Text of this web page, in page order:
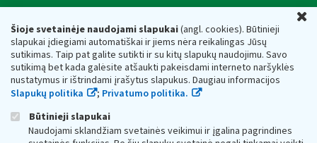
Šioje svetainėje naudojami slapukai(angl. cookies). Būtinieji
slapukai įdiegiami automatiškai ir jiems nėra reikalingas Jūsų
sutikimas. Taip pat galite sutikti ir su kitų slapukų naudojimu. Savo
sutikimą bet kada galėsite atšaukti pakeisdami interneto naršyklės
nustatymus ir ištrindami įrašytus slapukus. Daugiau informacijos
Slapukų politika
; Privatumo politika.
Būtinieji slapukai
Naudojami sklandžiam svetainės veikimui ir įgalina pagrindines
Valstybinė mokesčių inspekcija prie Lietuvos
Respublikos finansų ministerijos
Biudžetinė įstaiga. Juridinio asmens kodas — 188659752,
adresas: Vasario 16-osios g. 14, 01107 Vilnius, Lietuva, el.paštas:
vmi@vmi.lt , E. pristatymo dėžutės adresas 188659752
Duomenys apie Valstybinę mokesčių inspekciją prie Lietuvos
Respublikos finansų ministerijos kaupiami ir saugomi Juridinių